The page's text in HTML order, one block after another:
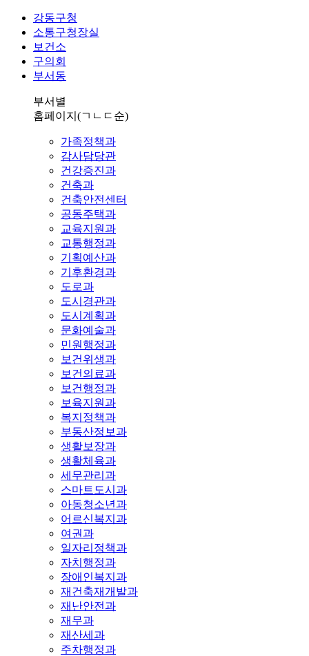
강동구청
소통구청장실
보건소
구의회
부서동
부서별
홈페이지 (ㄱㄴㄷ순)
가족정책과
감사담당관
건강증진과
건축과
건축안전센터
공동주택과
교육지원과
교통행정과
기획예산과
기후환경과
도로과
도시경관과
도시계획과
문화예술과
민원행정과
보건위생과
보건의료과
보건행정과
보육지원과
복지정책과
부동산정보과
생활보장과
생활체육과
세무관리과
스마트도시과
아동청소년과
어르신복지과
여권과
일자리정책과
자치행정과
장애인복지과
재건축재개발과
재난안전과
재무과
재산세과
주차행정과